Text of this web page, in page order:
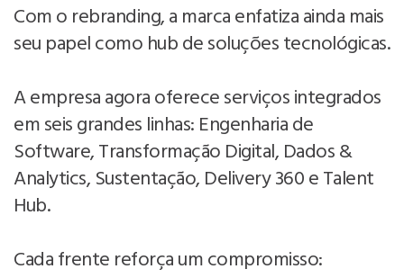
Com o rebranding, a marca enfatiza ainda mais
seu papel como hub de soluções tecnológicas.
A empresa agora oferece serviços integrados
em seis grandes linhas: Engenharia de
Software, Transformação Digital, Dados &
Analytics, Sustentação, Delivery 360 e Talent
Hub.
Cada frente reforça um compromisso: